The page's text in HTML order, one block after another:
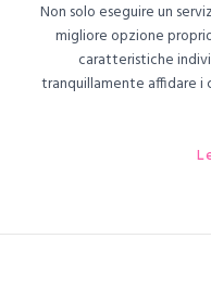
Non solo eseguire un
migliore opzione
caratteristiche
tranquillamente affidare i